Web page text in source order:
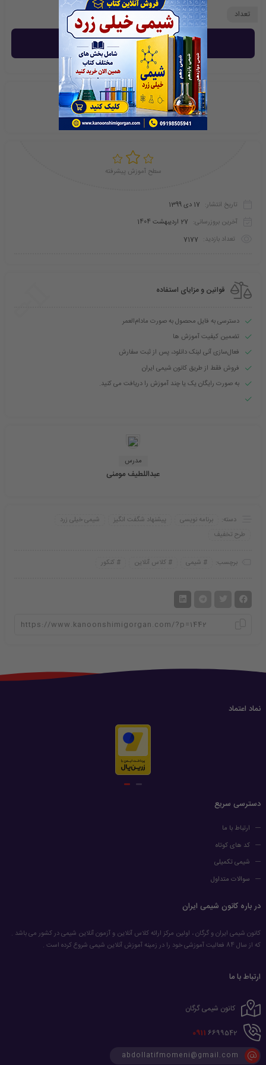
تعداد
خرید و دانلود
امتیازی ثبت نشده است
سطح آموزش پیشرفته
تاریخ انتشار: 17 دی 1399
آخرین بروزرسانی: 27 اردیبهشت 1404
تعداد بازدید: 7177
قوانین و مزایای استفاده
دسترسی به فایل محصول به صورت مادام‌العمر
تضمین کیفیت آموزش ها
فعال‌سازی آنی لینک دانلود، پس از ثبت سفارش
فروش فقط از طریق کانون شیمی ایران
به صورت رایگان یک یا چند آموزش را دریافت می کنید.
مدرس
عبداللطیف مومنی
دسته: برنامه نویسی پیشنهاد شگفت انگیز
شیمی خیلی زرد
طرح تخفیف
برچسب: شیمی کلاس آنلاین کنکور
نماد اعتماد
دسترسی سریع
ارتباط با ما
کد های کوتاه
شیمی تکمیلی
سوالات متداول
در باره کانون شیمی ایران
کانون شیمی ایران و گرگان ، اولین مرکز ارائه کلاس آنلاین و آزمون آنلاین شیمی در کشور می باشد .
که از سال 84 فعالیت آموزشی خود را در زمینه آموزش آنلاین شیمی شروع کرده است .
ارتباط با ما
کانون شیمی گرگان
0911 6699542
abdollatifmomeni@gmail.com